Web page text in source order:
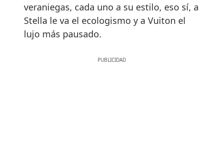
veraniegas, cada uno a su estilo, eso sí, a
Stella le va el ecologismo y a Vuiton el
lujo más pausado.